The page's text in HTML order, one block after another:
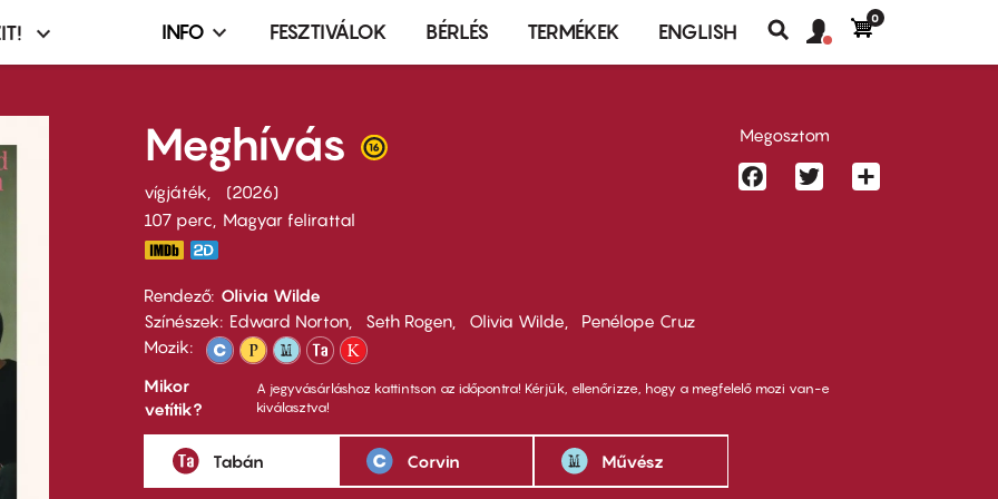
Infó,
terembérlés
menü
INFO FESZTIVÁLOK BÉRLÉS TERMÉKEK ENGLISH
Keresés
fiók
Felhasználói
0
Meghívás
vígjáték
2026
107 perc,
Magyar felirattal
Rendező Olivia Wilde
Színészek
Edward Norton Seth Rogen Olivia Wilde
Penélope Cruz
Mozik:
Mikor
vetítik?
A jegyvásárláshoz kattintson az időpontra! Kérjük, ellenőrizze, hogy a megfelelő mozi van-e
kiválasztva!
Tabán Corvin Művész
Megosztom
FacebookTwitter